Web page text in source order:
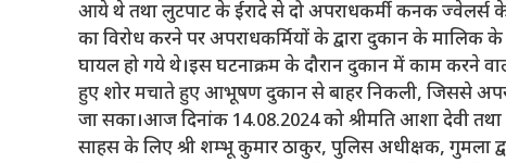
आये थे तथा लुटपाट के ईरादे से दो अपराधकर्मी कनक ज्वेलर्स के
का विरोध करने पर अपराधकर्मियों के द्वारा दुकान के
घायल हो गये थे।इस घटनाक्रम के दौरान दुकान में काम करने
हुए शोर मचाते हुए आभूषण दुकान से बाहर निकली, जिससे
जा सका।आज दिनांक 14.08.2024 को श्रीमति आशा देवी
साहस के लिए श्री शम्भू कुमार ठाकुर, पुलिस अधीक्षक, गुमला